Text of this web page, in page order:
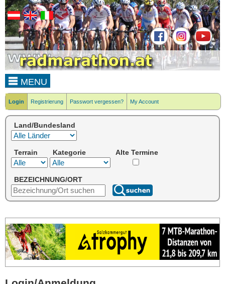
MENU
Login Registrierung Passwort vergessen? My Account
Land/Bundesland
Terrain Kategorie Alte Termine
BEZEICHNUNG/ORT